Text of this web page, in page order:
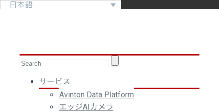
日本語
サービス
Avinton Data Platform
エッジAIカメラ